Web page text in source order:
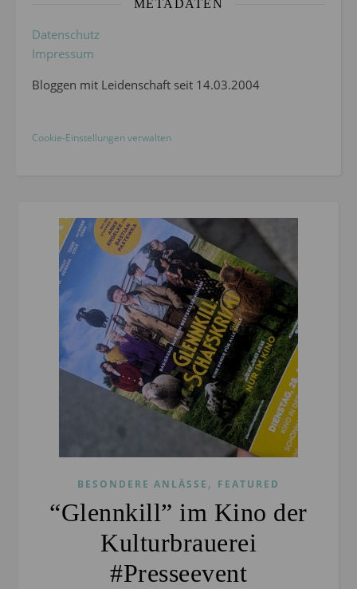
METADATEN
Datenschutz
Impressum
Bloggen mit Leidenschaft seit 14.03.2004
Cookie-Einstellungen verwalten
BESONDERE ANLÄSSE , FEATURED
“Glennkill” im Kino der
Kulturbrauerei
#Presseevent